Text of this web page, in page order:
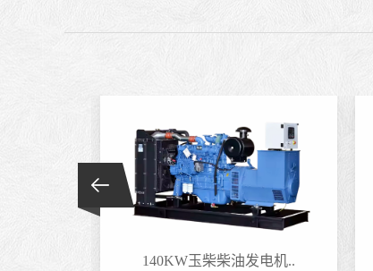
140KW玉柴柴油发电机..